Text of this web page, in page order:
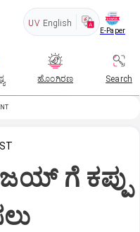
UV English
E-Paper
ಹೊಂಗಿರಣ Search
ಗೆ ಕಪ್ಪು